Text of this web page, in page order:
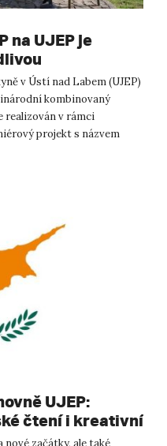
na UJEP je
v Ústí nad Labem (UJEP)
kombinovaný
realizován v rámci
projekt s názvem
UJEP:
čtení i kreativní
začátky, ale také